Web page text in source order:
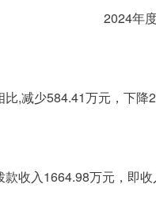
2024年
,减少584.41万元，下降
收入1664.98万元，即收